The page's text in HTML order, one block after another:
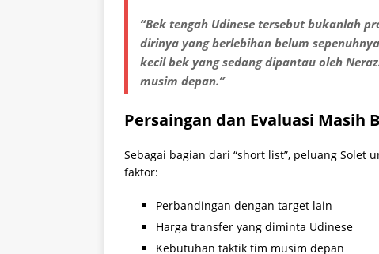
“Bek tengah Udinese tersebut bukanlah
dirinya yang berlebihan belum
kecil bek yang sedang dipantau oleh
musim depan.”
Persaingan dan Evaluasi Masih
Sebagai bagian dari “short list”, peluang
faktor:
Perbandingan dengan target lain
Harga transfer yang diminta Udinese
Kebutuhan taktik tim musim depan